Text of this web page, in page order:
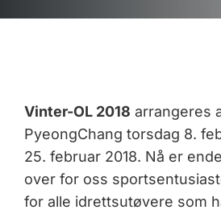
Vinter-OL 2018 arrangeres
PyeongChang torsdag 8.
25. februar 2018. Nå er
over for oss
for alle idrettsutøvere som